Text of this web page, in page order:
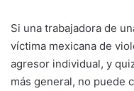
Si una trabajadora de
víctima mexicana de
agresor individual, y
más general, no puede